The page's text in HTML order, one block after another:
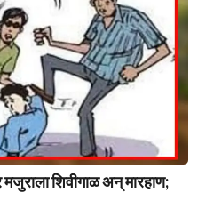
शिवीगाळ अन् मारहाण;